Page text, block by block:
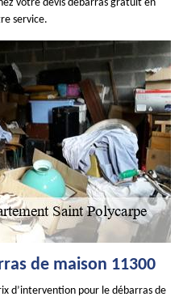
votre devis débarras gratuit en
service.
de maison 11300
d’intervention pour le débarras de